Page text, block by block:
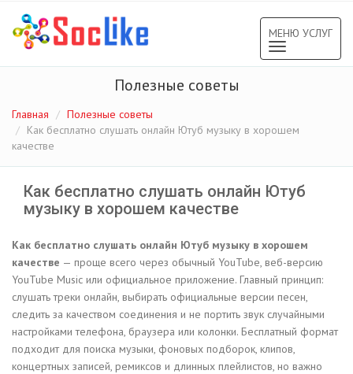
МЕНЮ УСЛУГ
navigation
Полезные советы
Главная
Полезные советы
Как бесплатно слушать онлайн Ютуб музыку в хорошем
качестве
Как бесплатно слушать онлайн Ютуб
музыку в хорошем качестве
Как бесплатно слушать онлайн Ютуб музыку в хорошем
качестве — проще всего через обычный YouTube, веб-версию
YouTube Music или официальное приложение. Главный принцип:
слушать треки онлайн, выбирать официальные версии песен,
следить за качеством соединения и не портить звук случайными
настройками телефона, браузера или колонки. Бесплатный формат
подходит для поиска музыки, фоновых подборок, клипов,
концертных записей, ремиксов и длинных плейлистов, но важно